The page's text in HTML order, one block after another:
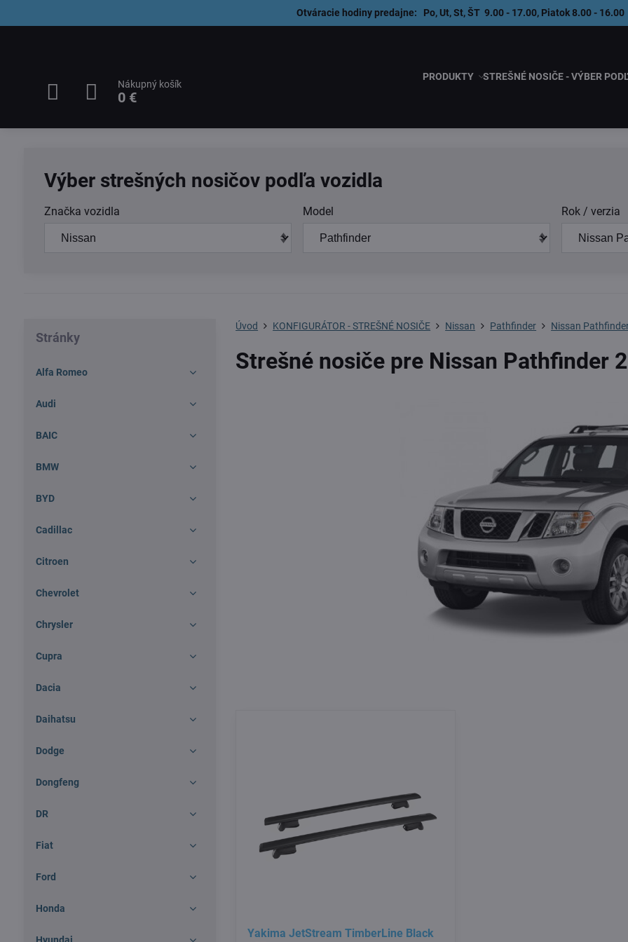
Otváracie hodiny predajne: Po, Ut, St, ŠT 9.00 - 17.00, Piatok 8.00 -
Nákupný košík
0 €
PRODUKTY STREŠNÉ NOSIČE - VÝBER
Výber strešných nosičov podľa vozidla
Značka vozidla Model Rok / verzia
Úvod KONFIGURÁTOR - STREŠNÉ NOSIČE Nissan Pathfinder Nissan
Strešné nosiče pre Nissan Pathfinder
Yakima JetStream TimberLine Black
Stránky
Alfa Romeo
Audi
BAIC
BMW
BYD
Cadillac
Citroen
Chevrolet
Chrysler
Cupra
Dacia
Daihatsu
Dodge
Dongfeng
DR
Fiat
Ford
Honda